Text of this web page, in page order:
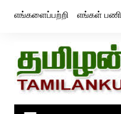
எங்களைப்பற்றி எங்கள் பணி